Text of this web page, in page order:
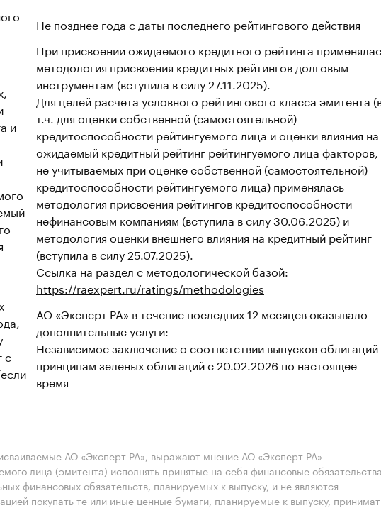
Не позднее года с даты последнего рейтингового действия
и
При присвоении ожидаемого кредитного рейтинга
методология присвоения кредитных рейтингов долговым
инструментам (вступила в силу 27.11.2025).
Для целей расчета условного рейтингового класса эмитента
т.ч. для оценки собственной (самостоятельной)
кредитоспособности рейтингуемого лица и оценки влияния на
ожидаемый кредитный рейтинг рейтингуемого лица факторов,
не учитываемых при оценке собственной (самостоятельной)
кредитоспособности рейтингуемого лица) применялась
методология присвоения рейтингов кредитоспособности
нефинансовым компаниям (вступила в силу 30.06.2025) и
методология оценки внешнего влияния на кредитный рейтинг
(вступила в силу 25.07.2025).
Ссылка на раздел с методологической базой:
https://raexpert.ru/ratings/methodologies
с
АО «Эксперт РА» в течение последних 12 месяцев оказывало
дополнительные услуги:
Независимое заключение о соответствии выпусков облигаций
принципам зеленых облигаций с 20.02.2026 по настоящее
время
АО «Эксперт РА», выражают мнение АО «Эксперт РА»
лица (эмитента) исполнять принятые на себя финансовые
финансовых обязательств, планируемых к выпуску, и не являются
покупать те или иные ценные бумаги, планируемые к выпуску,